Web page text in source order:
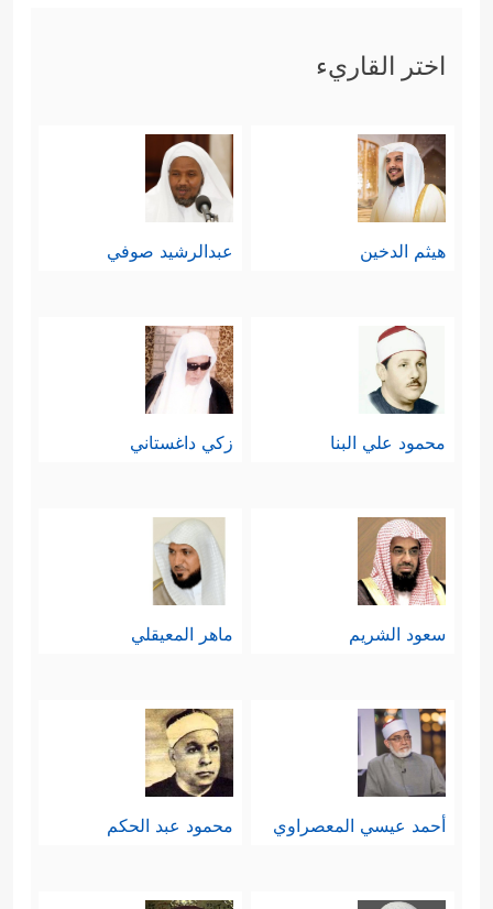
اختر القاريء
هيثم الدخين عبدالرشيد صوفي
محمود علي البنا زكي داغستاني
سعود الشريم ماهر المعيقلي
أحمد عيسي المعصراوي محمود عبد الحكم